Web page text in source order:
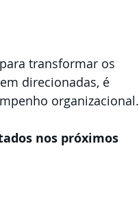
transformar os
direcionadas, é
organizacional.
nos próximos